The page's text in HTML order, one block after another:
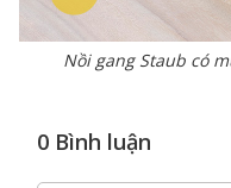
Nồi gang Staub có
0 Bình luận